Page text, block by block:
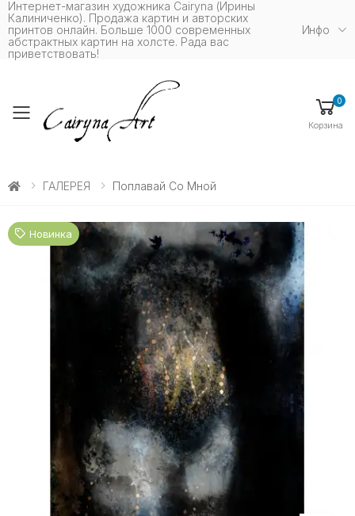
Интернет-магазин художника Cairyna (Ирины
Калиниченко). Продажа картин и авторских
принтов онлайн. Больше 1000 современных
абстрактных картин на холсте. Рада вас
приветствовать!
Инфо
Toggle mobile menu
0
Корзина
ГАЛЕРЕЯ Поплавай Со Мной
Новинка